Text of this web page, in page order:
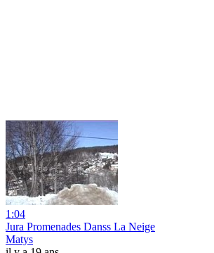
1:04
Jura Promenades Danss La Neige
Matys